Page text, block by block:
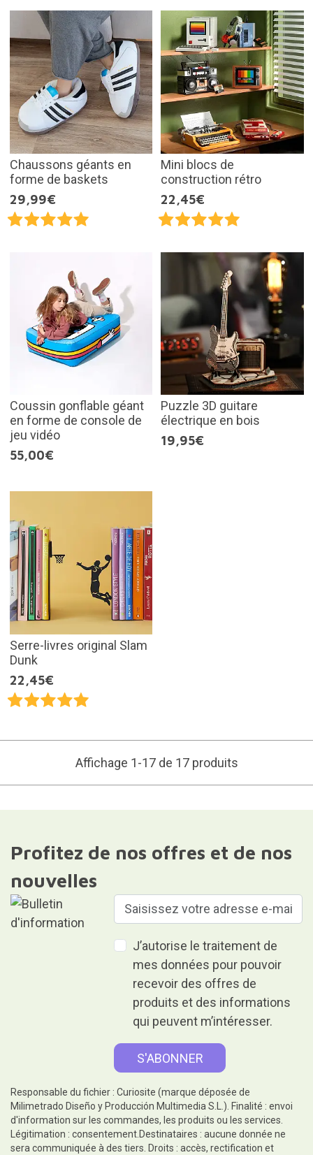
Chaussons géants en
forme de baskets
29,99€
Mini blocs de
construction rétro
22,45€
Coussin gonflable géant
en forme de console de
jeu vidéo
55,00€
Puzzle 3D guitare
électrique en bois
19,95€
Serre-livres original Slam
Dunk
22,45€
Affichage 1-17 de 17 produits
Profitez de nos offres et de nos
nouvelles
J’autorise le traitement de
mes données pour pouvoir
recevoir des offres de
produits et des informations
qui peuvent m’intéresser.
Responsable du fichier : Curiosite (marque déposée de
Milimetrado Diseño y Producción Multimedia S.L.). Finalité : envoi
d'information sur les commandes, les produits ou les services.
Légitimation : consentement.Destinataires : aucune donnée ne
sera communiquée à des tiers. Droits : accès, rectification et